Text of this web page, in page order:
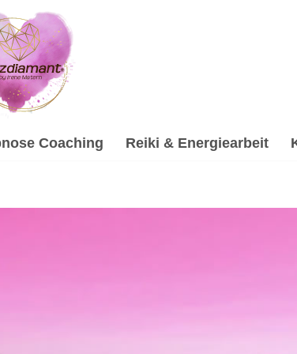
Coaching Reiki & Energiearbeit
Spirituelle Trauerverarbeitung &
& Reiki, ✔️ Hypnose, ✔️
Coach & psychologische Beraterin. Folge mir